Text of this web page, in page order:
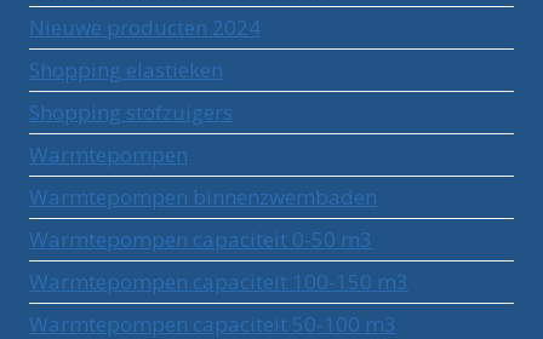
Nieuwe producten 2024
Shopping elastieken
Shopping stofzuigers
Warmtepompen
Warmtepompen binnenzwembaden
Warmtepompen capaciteit 0-50 m3
Warmtepompen capaciteit 100-150 m3
Warmtepompen capaciteit 50-100 m3